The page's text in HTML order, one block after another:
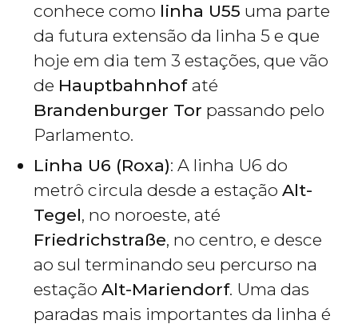
conhece como linha U55 uma parte
da futura extensão da linha 5 e que
hoje em dia tem 3 estações, que vão
de Hauptbahnhof até
Brandenburger Tor passando pelo
Parlamento.
Linha U6 (Roxa): A linha U6 do
metrô circula desde a estação Alt-
Tegel, no noroeste, até
Friedrichstraße, no centro, e desce
ao sul terminando seu percurso na
estação Alt-Mariendorf. Uma das
paradas mais importantes da linha é